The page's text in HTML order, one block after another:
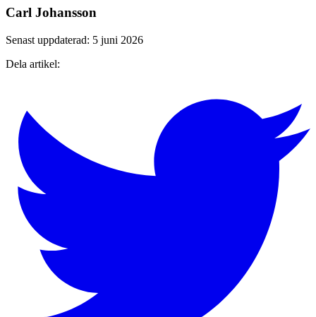
Carl Johansson
Senast uppdaterad: 5 juni 2026
Dela artikel: